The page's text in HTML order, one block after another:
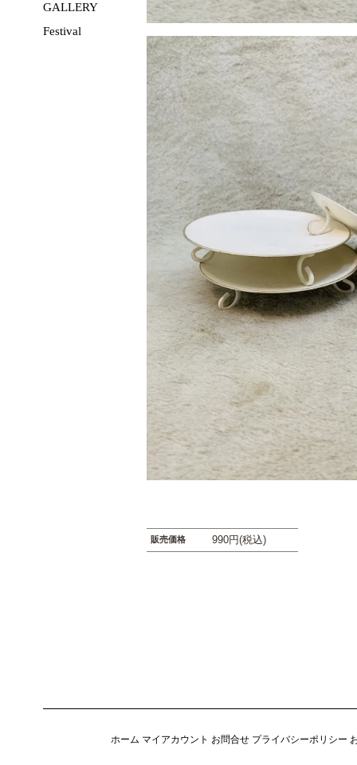
GALLERY
Festival
販売価格 990円(税込)
ホーム マイアカウント お問合せ プライバシーポリシー